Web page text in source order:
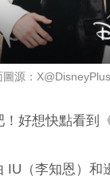
源：
好想快點看到
IU（李知恩）和